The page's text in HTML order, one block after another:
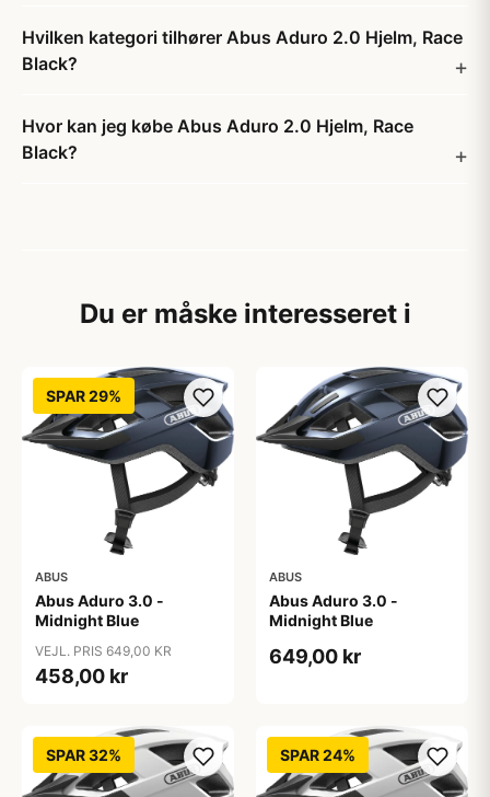
Hvilken kategori tilhører Abus Aduro 2.0 Hjelm, Race
Black?
Hvor kan jeg købe Abus Aduro 2.0 Hjelm, Race
Black?
Du er måske interesseret i
SPAR 29%
ABUS
Abus Aduro 3.0 -
Midnight Blue
VEJL. PRIS 649,00 KR
458,00 kr
ABUS
Abus Aduro 3.0 -
Midnight Blue
649,00 kr
SPAR 32% SPAR 24%